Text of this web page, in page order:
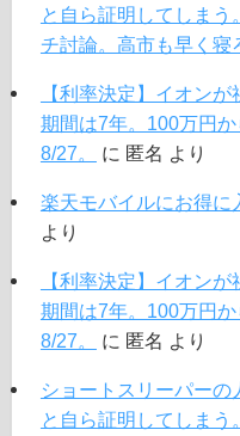
と自ら証明してしま
チ討論。高市も早く寝
【利率決定】イオン
期間は7年。100万円
8/27。
に 匿名 より
楽天モバイルにお得に
より
【利率決定】イオン
期間は7年。100万円
8/27。
に 匿名 より
ショートスリーパーの
と自ら証明してしま